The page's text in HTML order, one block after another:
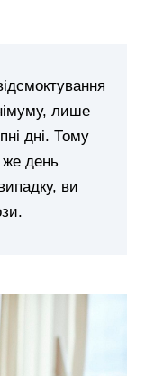
лише
дні. Тому
же день
ви